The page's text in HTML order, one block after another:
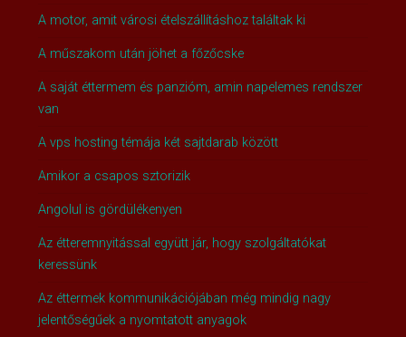
A motor, amit városi ételszállításhoz találtak ki
A műszakom után jöhet a főzőcske
A saját éttermem és panzióm, amin napelemes rendszer
van
A vps hosting témája két sajtdarab között
Amikor a csapos sztorizik
Angolul is gördülékenyen
Az étteremnyitással együtt jár, hogy szolgáltatókat
keressünk
Az éttermek kommunikációjában még mindig nagy
jelentőségűek a nyomtatott anyagok